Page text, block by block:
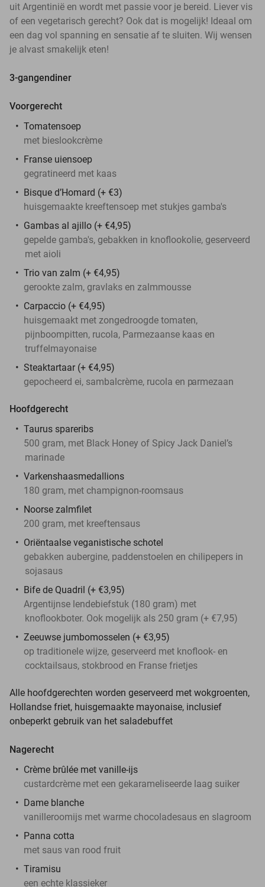
uit Argentinië en wordt met passie voor je bereid. Liever vis
of een vegetarisch gerecht? Ook dat is mogelijk! Ideaal om
een dag vol spanning en sensatie af te sluiten. Wij wensen
je alvast smakelijk eten!
3-gangendiner
Voorgerecht
Tomatensoep
met bieslookcrème
Franse uiensoep
gegratineerd met kaas
Bisque d’Homard (+ €3)
huisgemaakte kreeftensoep met stukjes gamba's
Gambas al ajillo (+ €4,95)
gepelde gamba's, gebakken in knoflookolie, geserveerd
met aioli
Trio van zalm (+ €4,95)
gerookte zalm, gravlaks en zalmmousse
Carpaccio (+ €4,95)
huisgemaakt met zongedroogde tomaten,
pijnboompitten, rucola, Parmezaanse kaas en
truffelmayonaise
Steaktartaar (+ €4,95)
gepocheerd ei, sambalcrème, rucola en parmezaan
Hoofdgerecht
Taurus spareribs
500 gram, met Black Honey of Spicy Jack Daniel’s
marinade
Varkenshaasmedallions
180 gram, met champignon-roomsaus
Noorse zalmfilet
200 gram, met kreeftensaus
Oriëntaalse veganistische schotel
gebakken aubergine, paddenstoelen en chilipepers in
sojasaus
Bife de Quadril (+ €3,95)
Argentijnse lendebiefstuk (180 gram) met
knoflookboter. Ook mogelijk als 250 gram (+ €7,95)
Zeeuwse jumbomosselen (+ €3,95)
op traditionele wijze, geserveerd met knoflook- en
cocktailsaus, stokbrood en Franse frietjes
Alle hoofdgerechten worden geserveerd met wokgroenten,
Hollandse friet, huisgemaakte mayonaise, inclusief
onbeperkt gebruik van het saladebuffet
Nagerecht
Crème brûlée met vanille-ijs
custardcrème met een gekarameliseerde laag suiker
Dame blanche
vanilleroomijs met warme chocoladesaus en slagroom
Panna cotta
met saus van rood fruit
Tiramisu
een echte klassieker